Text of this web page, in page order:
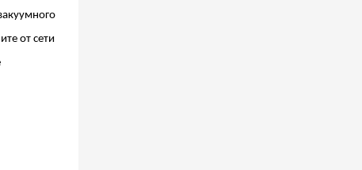
от сети